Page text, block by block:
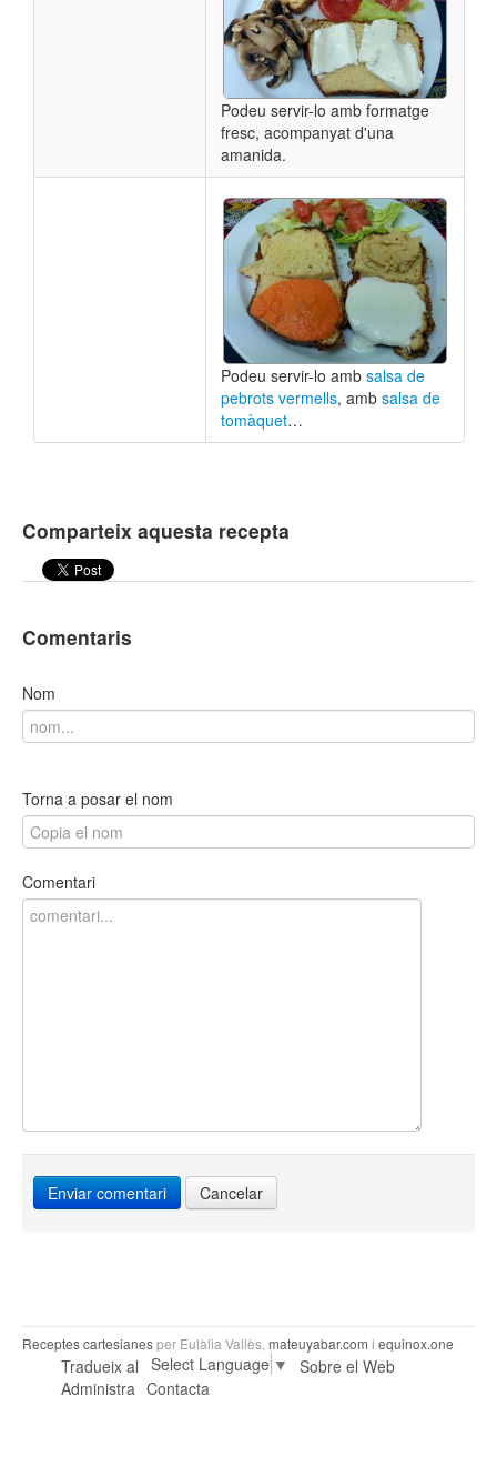
Podeu servir-lo amb formatge
fresc, acompanyat d'una
amanida.
Podeu servir-lo amb salsa de
pebrots vermells, amb salsa de
tomàquet…
Comparteix aquesta recepta
Comentaris
Nom
Torna a posar el nom
Comentari
Cancelar
Receptes cartesianesper Eulàlia Vallès, mateuyabar.com i equinox.one
Tradueix al Select Language ▼
Sobre el Web
Administra Contacta